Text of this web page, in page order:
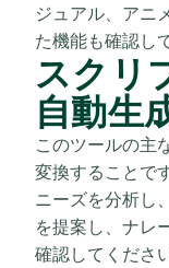
ジュアル、アニ
た機能も確認し
スクリ
自動生
このツールの主
変換することで
ニーズを分析し
を提案し、ナレ
確認してくださ